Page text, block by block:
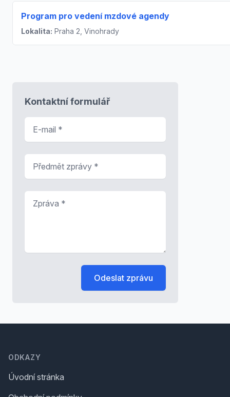
Program pro vedení mzdové agendy
Lokalita: Praha 2, Vinohrady
Kontaktní formulář
Odeslat zprávu
ODKAZY
Úvodní stránka